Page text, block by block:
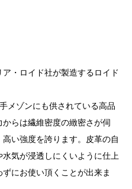
・ロイド社が製造するロイド
メゾンにも供されている高品
らは繊維密度の緻密さが伺
い強度を誇ります。皮革の自
気が浸透しにくいように仕上
にお使い頂くことが出来ま